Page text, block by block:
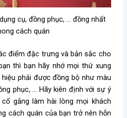
cụ, đồng phục, … đồng nhất
cách quán
điểm đặc trưng và bản sắc cho
thì bạn hãy nhớ mọi thứ xung
phải được đồng bộ như màu
phục, … Hãy kiên định với sự ý
gắng làm hài lòng mọi khách
cách quán của bạn trở nên hỗn